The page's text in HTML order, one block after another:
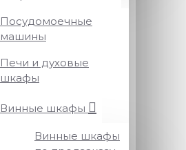
Посудомоечные
машины
Печи и духовые
шкафы
Винные шкафы
Винные шкафы